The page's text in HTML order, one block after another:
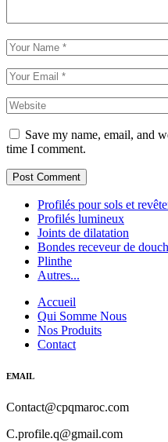
Save my name, email, and
time I comment.
Post Comment
Profilés pour sols et
Profilés lumineux
Joints de dilatation
Bondes receveur de
Plinthe
Autres...
Accueil
Qui Somme Nous
Nos Produits
Contact
EMAIL
Contact@cpqmaroc.com
C.profile.q@gmail.com